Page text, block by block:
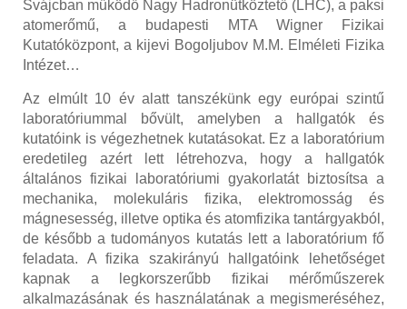
Svájcban működő Nagy Hadronütköztető (LHC), a paksi
atomerőmű, a budapesti MTA Wigner Fizikai
Kutatóközpont, a kijevi Bogoljubov M.M. Elméleti Fizika
Intézet…
Az elmúlt 10 év alatt tanszékünk egy európai szintű
laboratóriummal bővült, amelyben a hallgatók és
kutatóink is végezhetnek kutatásokat. Ez a laboratórium
eredetileg azért lett létrehozva, hogy a hallgatók
általános fizikai laboratóriumi gyakorlatát biztosítsa a
mechanika, molekuláris fizika, elektromosság és
mágnesesség, illetve optika és atomfizika tantárgyakból,
de később a tudományos kutatás lett a laboratórium fő
feladata. A fizika szakirányú hallgatóink lehetőséget
kapnak a legkorszerűbb fizikai mérőműszerek
alkalmazásának és használatának a megismeréséhez,